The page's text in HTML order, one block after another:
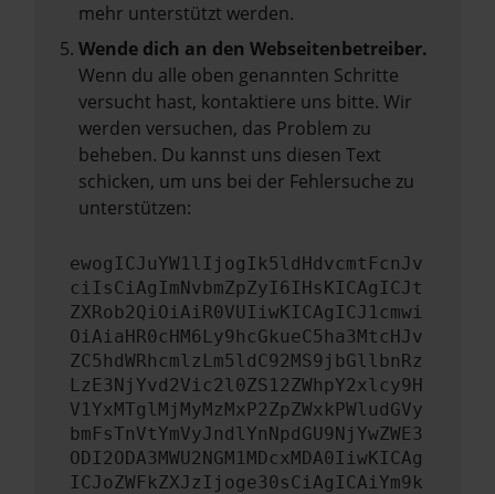
mehr unterstützt werden.
Wende dich an den Webseitenbetreiber.
Wenn du alle oben genannten Schritte
versucht hast, kontaktiere uns bitte. Wir
werden versuchen, das Problem zu
beheben. Du kannst uns diesen Text
schicken, um uns bei der Fehlersuche zu
unterstützen:
ewogICJuYW1lIjogIk5ldHdvcmtFcnJv
ciIsCiAgImNvbmZpZyI6IHsKICAgICJt
ZXRob2QiOiAiR0VUIiwKICAgICJ1cmwi
OiAiaHR0cHM6Ly9hcGkueC5ha3MtcHJv
ZC5hdWRhcmlzLm5ldC92MS9jbGllbnRz
LzE3NjYvd2Vic2l0ZS12ZWhpY2xlcy9H
V1YxMTglMjMyMzMxP2ZpZWxkPWludGVy
bmFsTnVtYmVyJndlYnNpdGU9NjYwZWE3
ODI2ODA3MWU2NGM1MDcxMDA0IiwKICAg
ICJoZWFkZXJzIjoge30sCiAgICAiYm9k